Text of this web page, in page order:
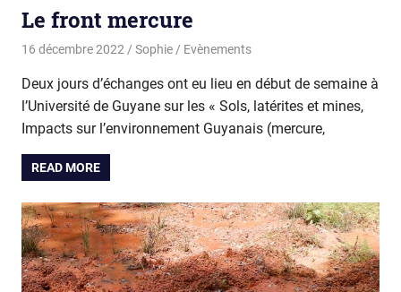
Le front mercure
16 décembre 2022 Sophie Evènements
Deux jours d’échanges ont eu lieu en début de semaine à
l’Université de Guyane sur les « Sols, latérites et mines,
Impacts sur l’environnement Guyanais (mercure,
READ MORE